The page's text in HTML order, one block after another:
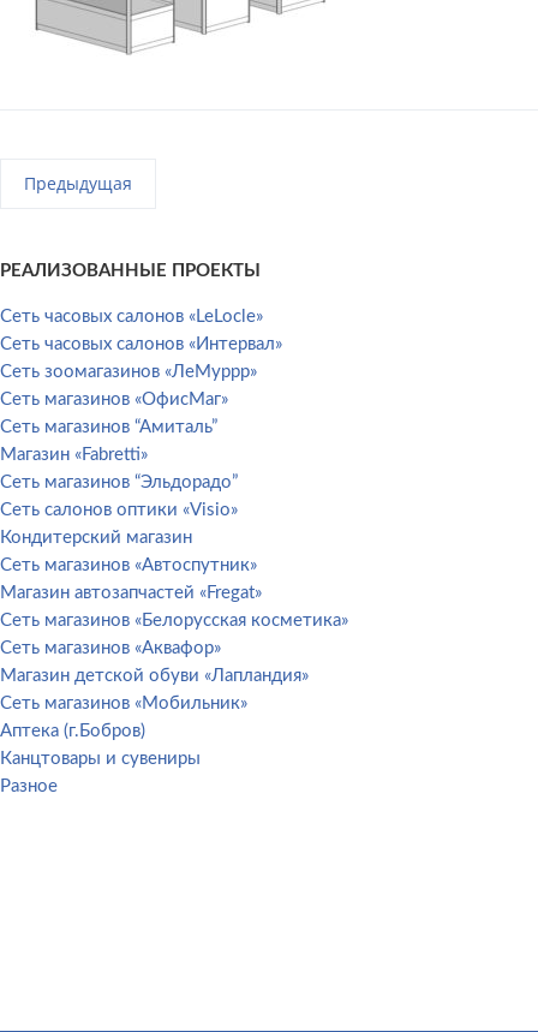
Предыдущая
РЕАЛИЗОВАННЫЕ ПРОЕКТЫ
Сеть часовых салонов «LeLocle»
Сеть часовых салонов «Интервал»
Сеть зоомагазинов «ЛеМуррр»
Сеть магазинов «ОфисМаг»
Сеть магазинов “Амиталь”
Магазин «Fabretti»
Сеть магазинов “Эльдорадо”
Сеть салонов оптики «Visio»
Кондитерский магазин
Сеть магазинов «Автоспутник»
Магазин автозапчастей «Fregat»
Сеть магазинов «Белорусская косметика»
Сеть магазинов «Аквафор»
Магазин детской обуви «Лапландия»
Сеть магазинов «Мобильник»
Аптека (г.Бобров)
Канцтовары и сувениры
Разное